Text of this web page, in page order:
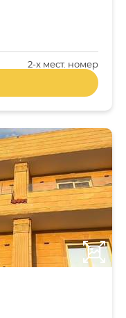
2-x мест. номер